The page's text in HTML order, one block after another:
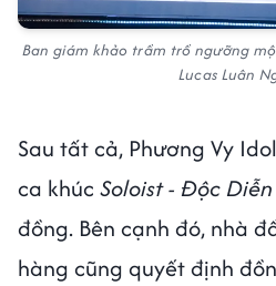
Ban giám khảo trầm trồ ngưỡng
Lucas Luân
Sau tất cả, Phương Vy
ca khúc Soloist - Độc Diễn
đồng. Bên cạnh đó, nhà
hàng cũng quyết định